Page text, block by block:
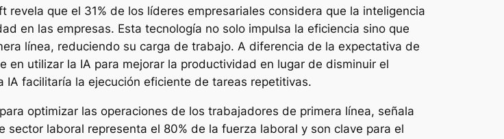
revela que el 31% de los líderes empresariales considera que la inteligencia
en las empresas. Esta tecnología no solo impulsa la eficiencia sino que
línea, reduciendo su carga de trabajo. A diferencia de la expectativa de
utilizar la IA para mejorar la productividad en lugar de disminuir el
facilitaría la ejecución eficiente de tareas repetitivas.
optimizar las operaciones de los trabajadores de primera línea, señala
laboral representa el 80% de la fuerza laboral y son clave para el